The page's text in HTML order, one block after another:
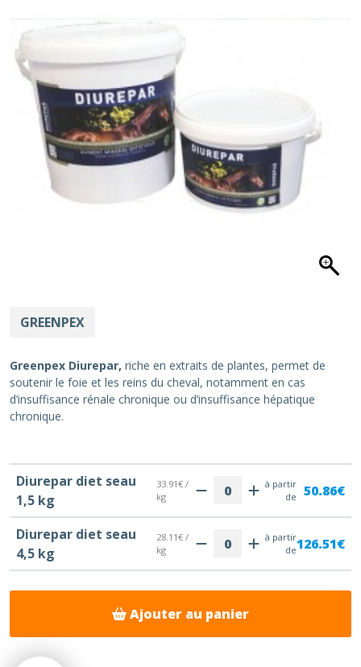
GREENPEX
Greenpex Diurepar, riche en extraits de plantes, permet de
soutenir le foie et les reins du cheval, notamment en cas
d’insuffisance rénale chronique ou d’insuffisance hépatique
chronique.
Diurepar diet seau
1,5 kg
33.91€ /
kg
à partir
de
50.86€
Diurepar diet seau
4,5 kg
28.11€ /
kg
à partir
de126.51€
Ajouter au panier